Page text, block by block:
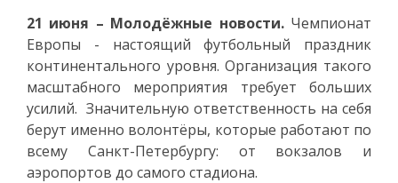
21 июня – Молодёжные новости.Чемпионат
Европы - настоящий футбольный праздник
континентального уровня. Организация такого
масштабного мероприятия требует больших
усилий. Значительную ответственность на себя
берут именно волонтёры, которые работают по
всему Санкт-Петербургу: от вокзалов и
аэропортов до самого стадиона.